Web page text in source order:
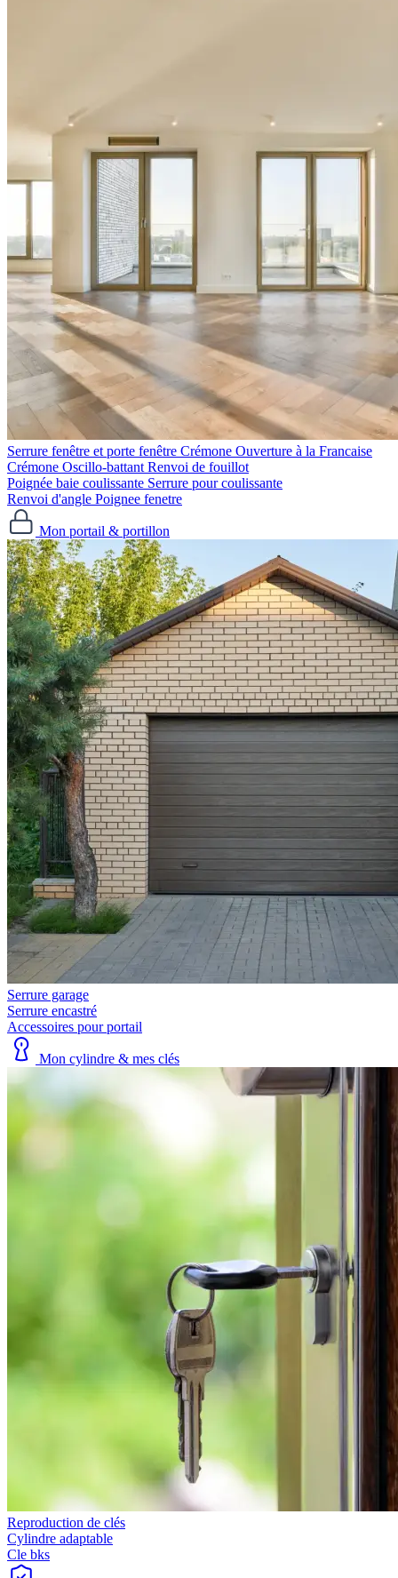
Serrure fenêtre et porte fenêtre Crémone Ouverture à la Francaise
Crémone Oscillo-battant Renvoi de fouillot
Poignée baie coulissante Serrure pour coulissante
Renvoi d'angle Poignee fenetre
Mon portail & portillon
Serrure garage
Serrure encastré
Accessoires pour portail
Mon cylindre & mes clés
Reproduction de clés
Cylindre adaptable
Cle bks